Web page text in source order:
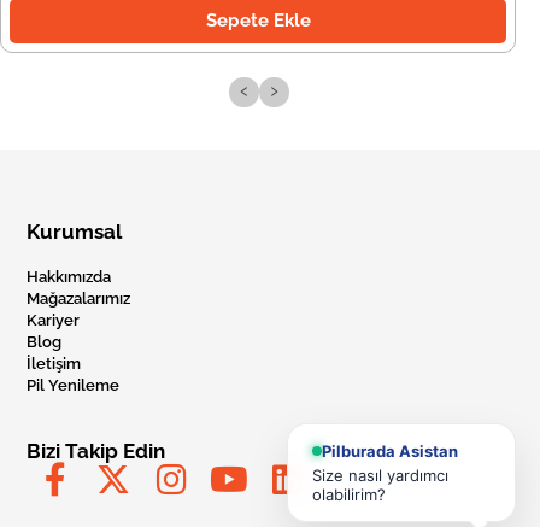
Sepete Ekle
‹ ›
Kurumsal
Hakkımızda
Mağazalarımız
Kariyer
Blog
İletişim
Pil Yenileme
Bizi Takip Edin
Pilburada Asistan
Size nasıl yardımcı
olabilirim?